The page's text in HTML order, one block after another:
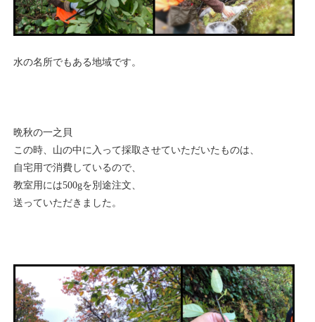
水の名所でもある地域です。
晩秋の一之貝
この時、山の中に入って採取させていただいたものは、
自宅用で消費しているので、
教室用には500gを別途注文、
送っていただきました。